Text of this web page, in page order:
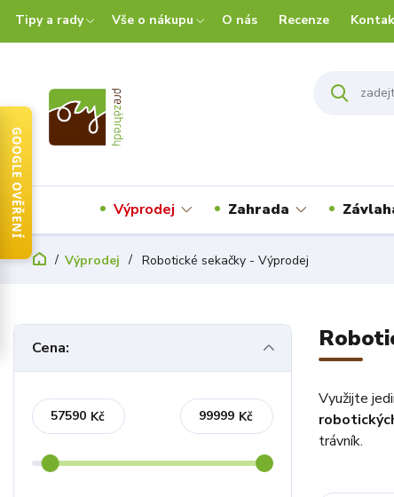
Tipy a rady Vše o nákupu O nás Recenze
Výprodej Zahrada
Výprodej Robotické sekačky - Výprodej
Využijte
trávník.
Cena:
Kč Kč
GOOGLE OVĚŘENÍ